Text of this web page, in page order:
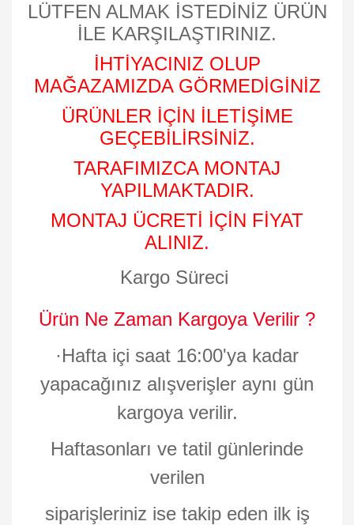
LÜTFEN ALMAK İSTEDİNİZ ÜRÜN
İLE KARŞILAŞTIRINIZ.
İHTİYACINIZ OLUP
MAĞAZAMIZDA GÖRMEDİGİNİZ
ÜRÜNLER İÇİN İLETİŞİME
GEÇEBİLİRSİNİZ.
TARAFIMIZCA MONTAJ
YAPILMAKTADIR.
MONTAJ ÜCRETİ İÇİN FİYAT
ALINIZ.
Kargo Süreci
Ürün Ne Zaman Kargoya Verilir ?
·Hafta içi saat 16:00'ya kadar
yapacağınız alışverişler aynı gün
kargoya verilir.
Haftasonları ve tatil günlerinde
verilen
siparişleriniz ise takip eden ilk iş